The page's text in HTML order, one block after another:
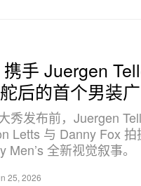
手 Juergen
后的首个男装
秀发布前，Juergen
Letts 与 Danny Fox
Men’s 全新视觉叙事。
25, 2026